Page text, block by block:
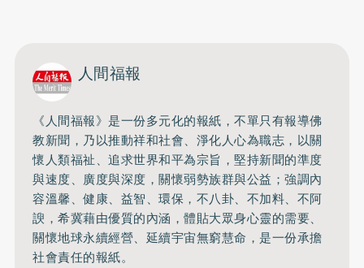
人間福報
《人間福報》是一份多元化的報紙，不單只有報導佛
教新聞，乃以推動祥和社會、淨化人心為職志，以關
懷人類福祉、追求世界和平為宗旨，堅持新聞的準度
與速度、廣度與深度，關懷弱勢族群與公益；強調內
容溫馨、健康、益智、環保，不八卦、不加料、不阿
諛，希冀藉由優質的內涵，體貼大眾身心靈的需要、
關懷地球永續經營、延續宇宙無窮慧命，是一份承擔
社會責任的報紙。